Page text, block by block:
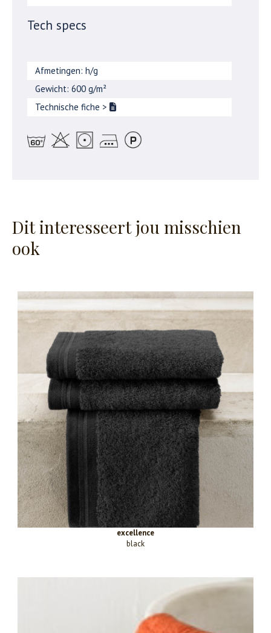
Tech specs
Afmetingen: h/g
Gewicht: 600 g/m²
Technische fiche >
Dit interesseert jou misschien
ook
excellence
black